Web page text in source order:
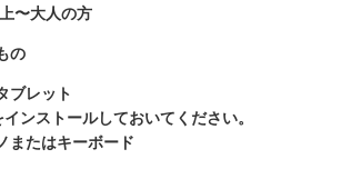
〜大人の方
の
ブレット
ンストールしておいてください。
またはキーボード